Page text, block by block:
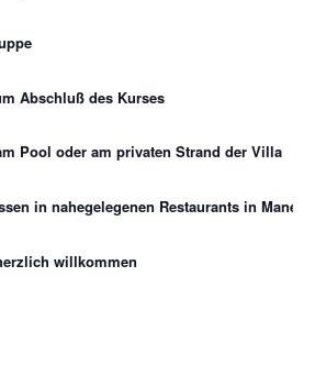
Abschluß des Kurses
Pool oder am privaten Strand der Villa
in nahegelegenen Restaurants in
willkommen